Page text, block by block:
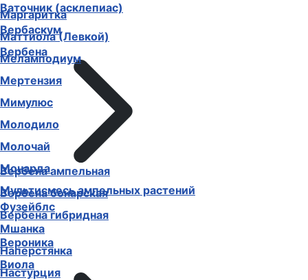
Ваточник (асклепиас)
Вербаскум
Вербена
Вербена ампельная
Вербена бонарская
Вербена гибридная
Вероника
Виола
Маргаритка
Маттиола (Левкой)
Меламподиум
Мертензия
Мимулюс
Молодило
Молочай
Монарда
Мультисмесь ампельных растений
Фузейблс
Мшанка
Наперстянка
Настурция